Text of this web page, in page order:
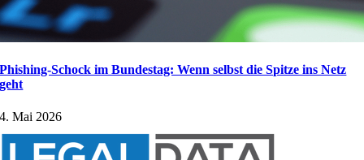
Phishing-Schock im Bundestag: Wenn selbst die Spitze ins Netz
geht
4. Mai 2026